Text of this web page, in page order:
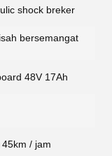
shock breker
bersemangat
48V 17Ah
/ jam